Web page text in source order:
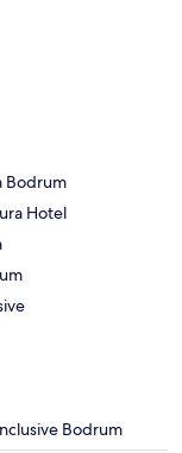
Bodrum
Hotel
Bodrum